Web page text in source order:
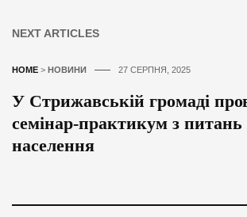
NEXT ARTICLES
HOME > НОВИНИ 27 СЕРПНЯ, 2025
У Стрижавській громаді
семінар-практикум з питань
населення